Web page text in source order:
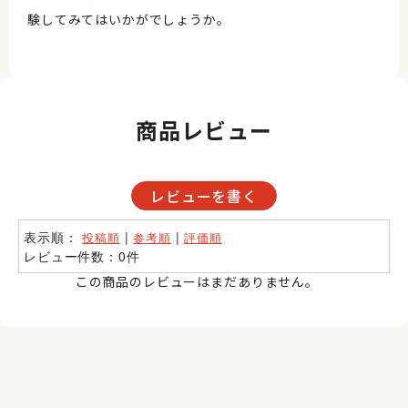
験してみてはいかがでしょうか。
商品レビュー
レビューを書く
表示順：投稿順 |参考順 |評価順
レビュー件数：0件
この商品のレビューはまだありません。